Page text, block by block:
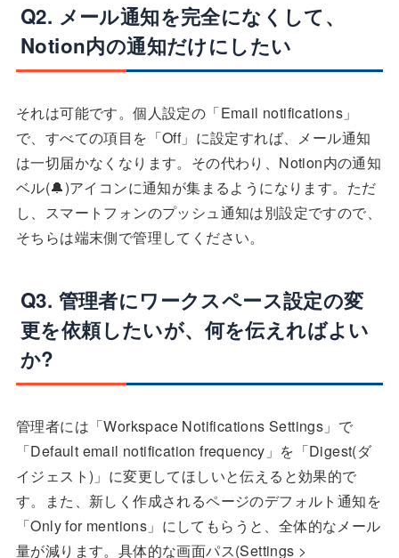
Q2. メール通知を完全になくして、
Notion内の通知だけにしたい
それは可能です。個人設定の「Email notifications」
で、すべての項目を「Off」に設定すれば、メール通知
は一切届かなくなります。その代わり、Notion内の通知
ベル(🔔)アイコンに通知が集まるようになります。ただ
し、スマートフォンのプッシュ通知は別設定ですので、
そちらは端末側で管理してください。
Q3. 管理者にワークスペース設定の変
更を依頼したいが、何を伝えればよい
か?
管理者には「Workspace Notifications Settings」で
「Default email notification frequency」を「Digest(ダ
イジェスト)」に変更してほしいと伝えると効果的で
す。また、新しく作成されるページのデフォルト通知を
「Only for mentions」にしてもらうと、全体的なメール
量が減ります。具体的な画面パス(Settings >